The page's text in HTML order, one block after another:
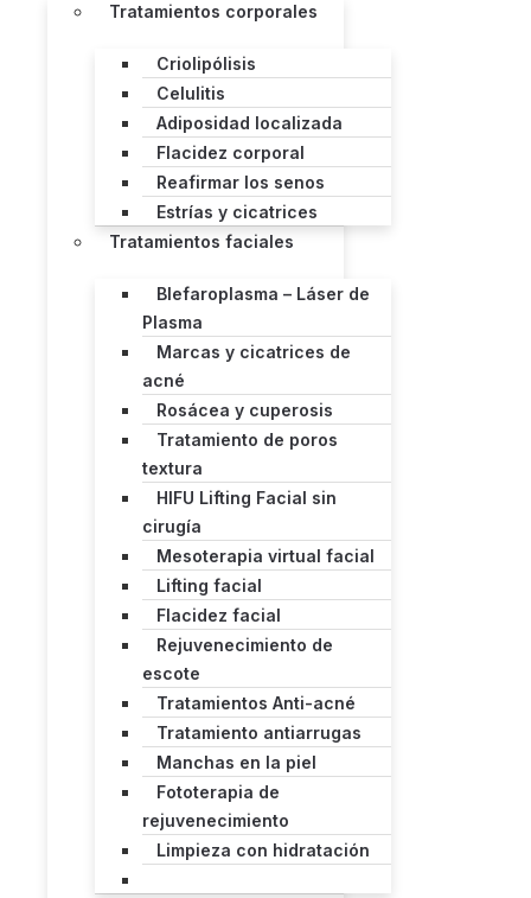
Tratamientos corporales
Criolipólisis
Celulitis
Adiposidad localizada
Flacidez corporal
Reafirmar los senos
Estrías y cicatrices
Tratamientos faciales
Blefaroplasma – Láser de
Plasma
Marcas y cicatrices de
acné
Rosácea y cuperosis
Tratamiento de poros
textura
HIFU Lifting Facial sin
cirugía
Mesoterapia virtual facial
Lifting facial
Flacidez facial
Rejuvenecimiento de
escote
Tratamientos Anti-acné
Tratamiento antiarrugas
Manchas en la piel
Fototerapia de
rejuvenecimiento
Limpieza con hidratación